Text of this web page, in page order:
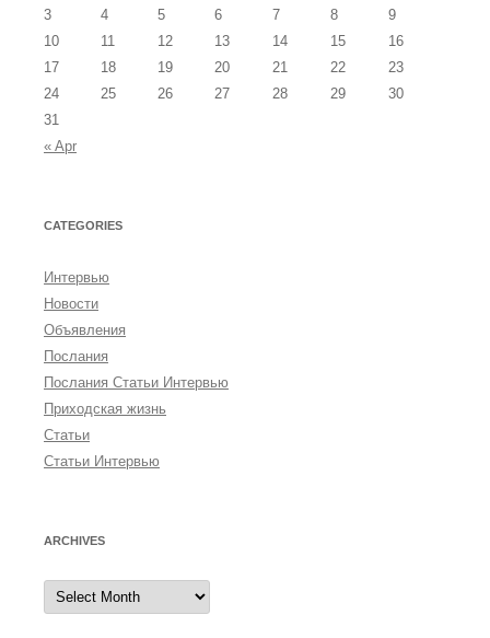
« Apr
3
4 5 6 7 8
9
10
11 12 13 14 15
16
17
18 19 20 21 22
23
24
25 26 27 28 29
30
31
CATEGORIES
Интервью
Новости
Объявления
Послания
Послания Статьи Интервью
Приходская жизнь
Статьи
Статьи Интервью
ARCHIVES
A
c